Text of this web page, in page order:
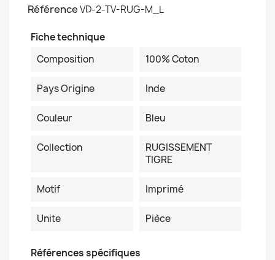
RéférenceVD-2-TV-RUG-M_L
Fiche technique
Composition
100% Coton
Pays Origine Inde
Couleur Bleu
Collection
RUGISSEMENT
TIGRE
Motif Imprimé
Unite Pièce
Références spécifiques